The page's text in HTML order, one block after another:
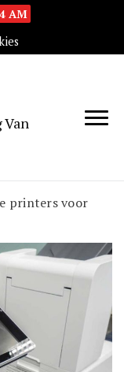
AM
Van
printers voor